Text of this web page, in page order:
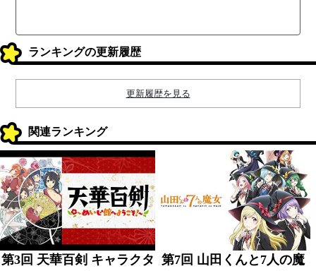
ランキングの更新履歴
更新履歴を見る
関連ランキング
第3回 天華百剣 キャラクタ 第7回 山田くんと7人の魔